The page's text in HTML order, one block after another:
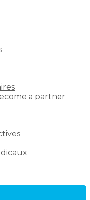
a partner